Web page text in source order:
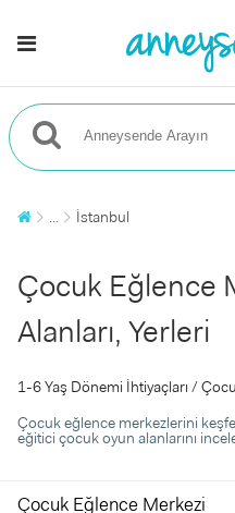
... İstanbul
Çocuk Eğlence
Alanları, Yerleri
1-6 Yaş Dönemi İhtiyaçları /
Çocuk eğlence merkezlerini
eğitici çocuk oyun alanlarını